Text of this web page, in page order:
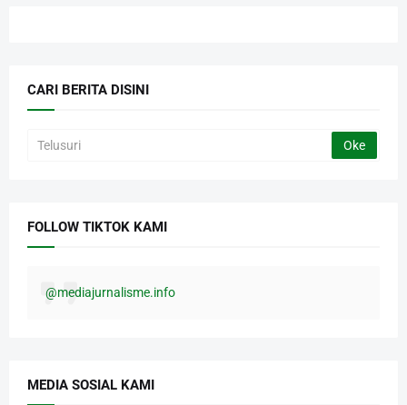
CARI BERITA DISINI
FOLLOW TIKTOK KAMI
@mediajurnalisme.info
MEDIA SOSIAL KAMI